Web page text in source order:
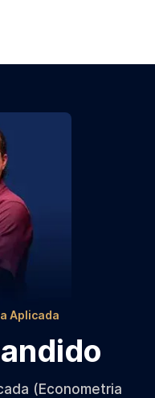
Aplicada
(Econometria